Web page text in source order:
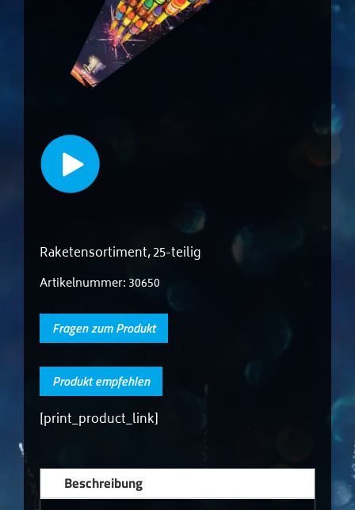
Raketensortiment, 25-teilig
Artikelnummer: 30650
Fragen zum Produkt
Produkt empfehlen
[print_product_link]
Beschreibung